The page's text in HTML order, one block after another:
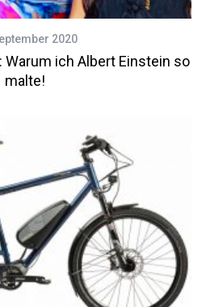
2020
Warum ich Albert Einstein so
malte!